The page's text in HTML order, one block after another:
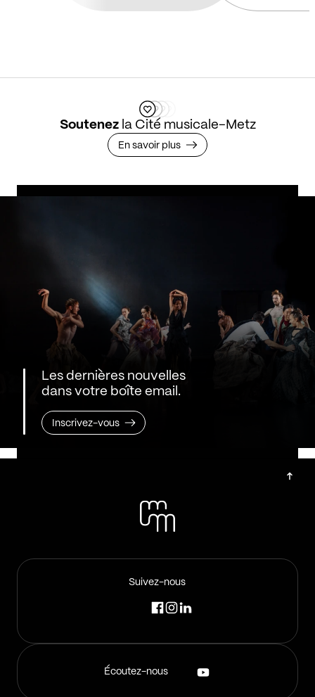
Soutenezla Cité musicale-Metz
En savoir plus
Les dernières nouvelles
dans votre boîte email.
Inscrivez-vous
Suivez-nous
Écoutez-nous